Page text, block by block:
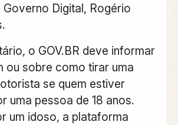
Digital, Rogério
o GOV.BR deve informar
ou sobre como tirar uma
se quem estiver
uma pessoa de 18 anos.
um idoso, a plataforma